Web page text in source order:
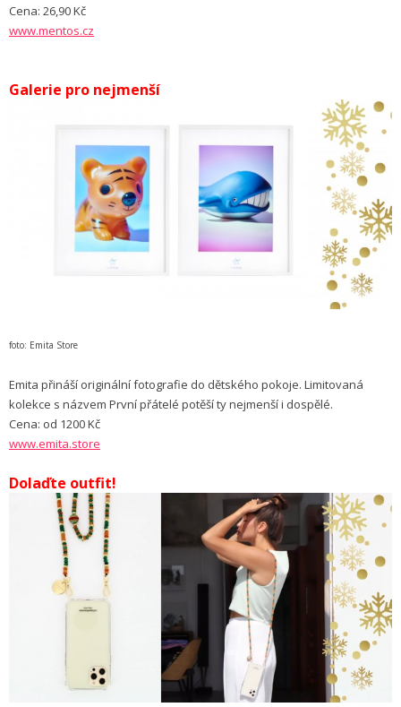
Cena: 26,90 Kč
www.mentos.cz
Galerie pro nejmenší
foto: Emita Store
Emita přináší originální fotografie do dětského pokoje. Limitovaná
kolekce s názvem První přátelé potěší ty nejmenší i dospělé.
Cena: od 1200 Kč
www.emita.store
Dolaďte outfit!